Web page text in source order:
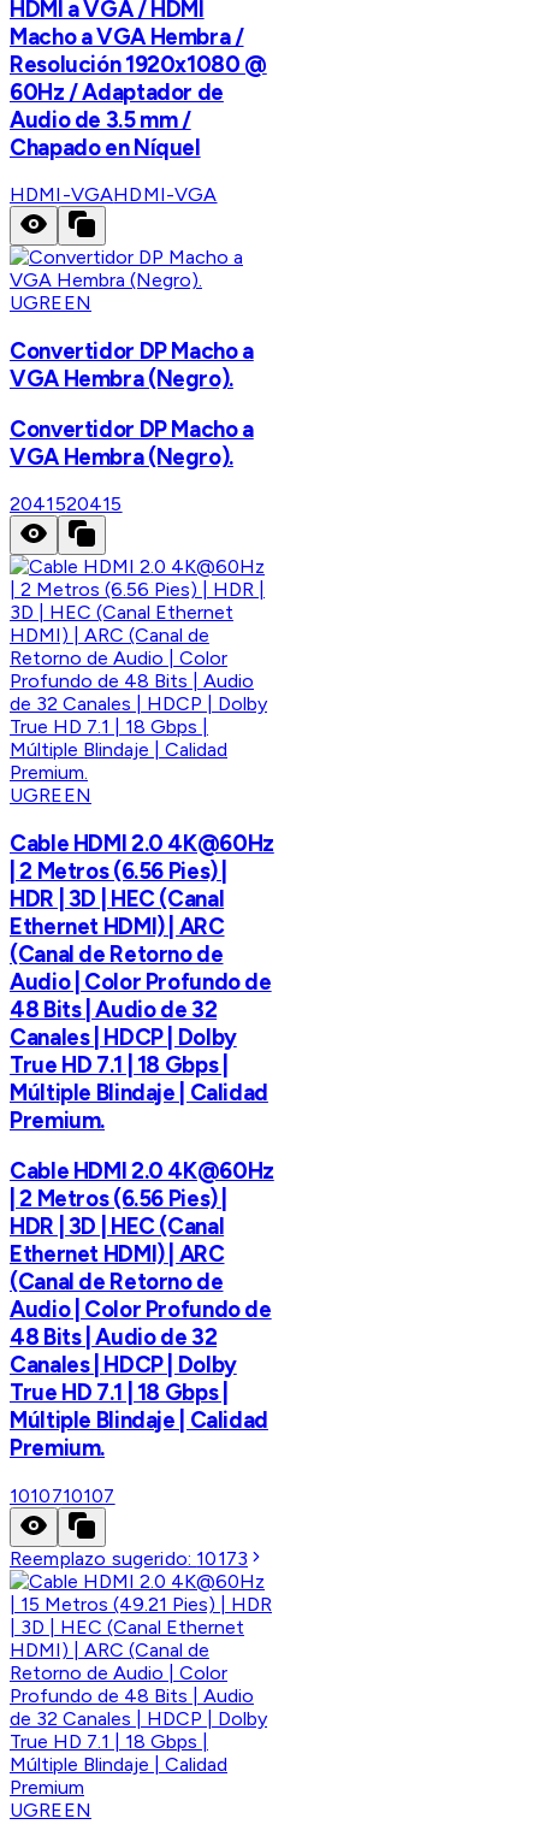
HDMI a VGA / HDMI
Macho a VGA Hembra /
Resolución 1920x1080 @
60Hz / Adaptador de
Audio de 3.5 mm /
Chapado en Níquel
HDMI-VGAHDMI-VGA
UGREEN
Convertidor DP Macho a
VGA Hembra (Negro).
Convertidor DP Macho a
VGA Hembra (Negro).
2041520415
UGREEN
Cable HDMI 2.0 4K@60Hz
| 2 Metros (6.56 Pies) |
HDR | 3D | HEC (Canal
Ethernet HDMI) | ARC
(Canal de Retorno de
Audio | Color Profundo de
48 Bits | Audio de 32
Canales | HDCP | Dolby
True HD 7.1 | 18 Gbps |
Múltiple Blindaje | Calidad
Premium.
Cable HDMI 2.0 4K@60Hz
| 2 Metros (6.56 Pies) |
HDR | 3D | HEC (Canal
Ethernet HDMI) | ARC
(Canal de Retorno de
Audio | Color Profundo de
48 Bits | Audio de 32
Canales | HDCP | Dolby
True HD 7.1 | 18 Gbps |
Múltiple Blindaje | Calidad
Premium.
1010710107
Reemplazo sugerido: 10173
UGREEN